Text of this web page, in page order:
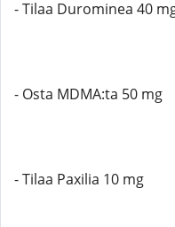
- Tilaa Durominea 40
- Osta MDMA:ta 50 mg
- Tilaa Paxilia 10 mg